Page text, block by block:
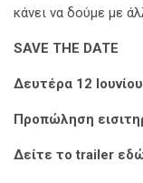
κάνει να δούμε με
SAVE THE DATE
Δευτέρα 12
Προπώληση
Δείτε τοtrailer